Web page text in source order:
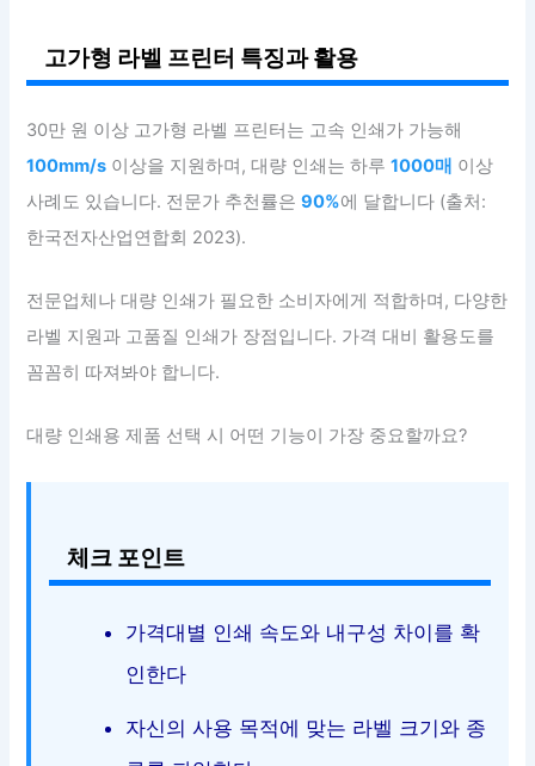
고가형 라벨 프린터 특징과 활용
30만 원 이상 고가형 라벨 프린터는 고속 인쇄가 가능해
100mm/s 이상을 지원하며, 대량 인쇄는 하루1000매 이상
사례도 있습니다. 전문가 추천률은90%에 달합니다 (출처:
한국전자산업연합회 2023).
전문업체나 대량 인쇄가 필요한 소비자에게 적합하며, 다양한
라벨 지원과 고품질 인쇄가 장점입니다. 가격 대비 활용도를
꼼꼼히 따져봐야 합니다.
대량 인쇄용 제품 선택 시 어떤 기능이 가장 중요할까요?
체크 포인트
가격대별 인쇄 속도와 내구성 차이를 확
인한다
자신의 사용 목적에 맞는 라벨 크기와 종